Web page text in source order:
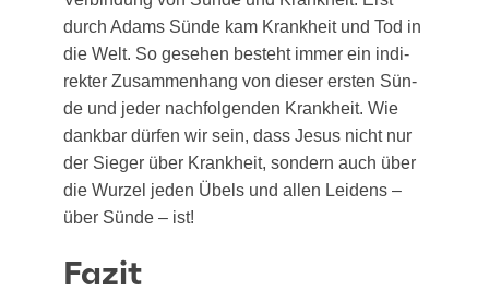
durch Adams Sün­de kam Krank­heit und Tod in
die Welt. So gese­hen besteht immer ein indi­
rek­ter Zusam­men­hang von die­ser ers­ten Sün­
de und jeder nach­fol­gen­den Krank­heit. Wie
dank­bar dür­fen wir sein, dass Jesus nicht nur
der Sie­ger über Krank­heit, son­dern auch über
die Wur­zel jeden Übels und allen Lei­dens –
über Sün­de – ist!
Fazit